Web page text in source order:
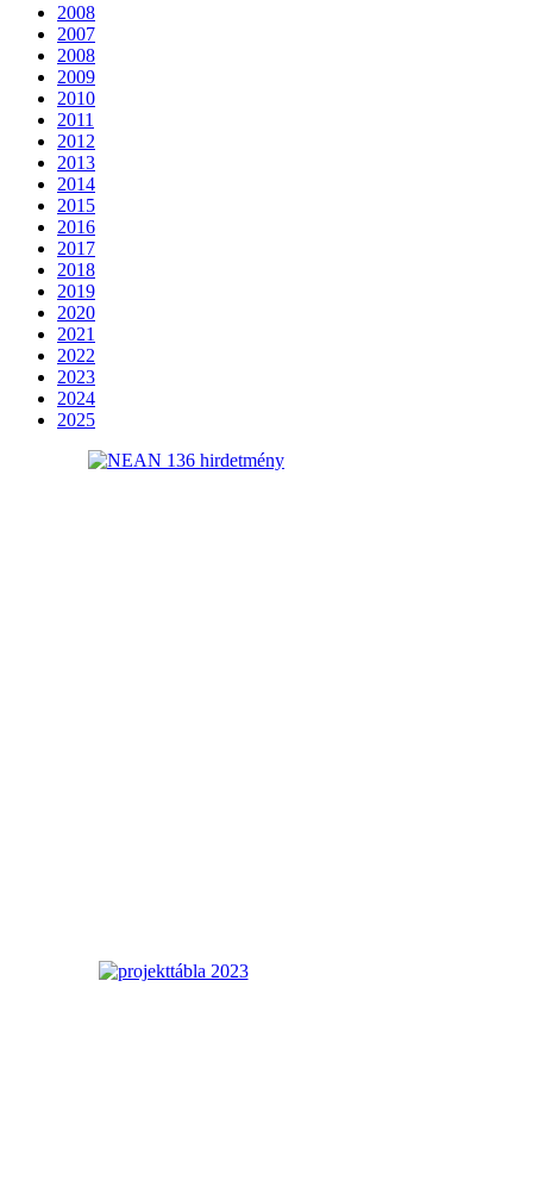
2008
2007
2008
2009
2010
2011
2012
2013
2014
2015
2016
2017
2018
2019
2020
2021
2022
2023
2024
2025